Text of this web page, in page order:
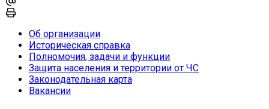
Об организации
Историческая справка
Полномочия, задачи и функции
Защита населения и территории от ЧС
Законодательная карта
Вакансии